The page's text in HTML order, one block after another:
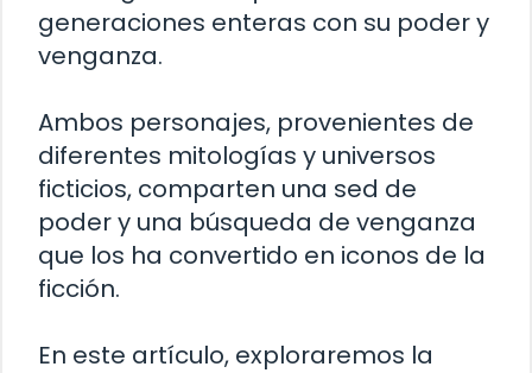
generaciones enteras con su poder y
venganza.
Ambos personajes, provenientes de
diferentes mitologías y universos
ficticios, comparten una sed de
poder y una búsqueda de venganza
que los ha convertido en iconos de la
ficción.
En este artículo, exploraremos la